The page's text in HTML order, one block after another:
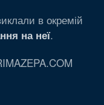
в окремій
на неї.